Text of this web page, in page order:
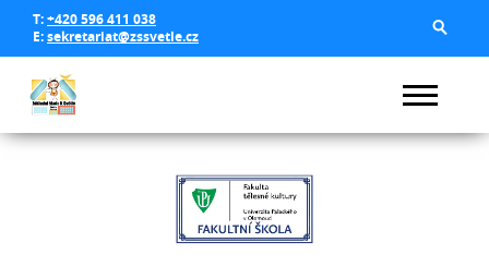
T:+420 596 411 038
E:sekretariat@zssvetle.cz